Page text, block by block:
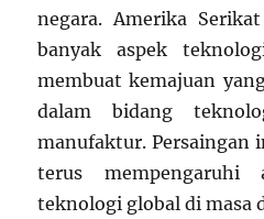
negara. Amerika
banyak aspek
membuat kemajuan
dalam bidang
manufaktur. Persaingan
terus mempengaruhi
teknologi global di masa